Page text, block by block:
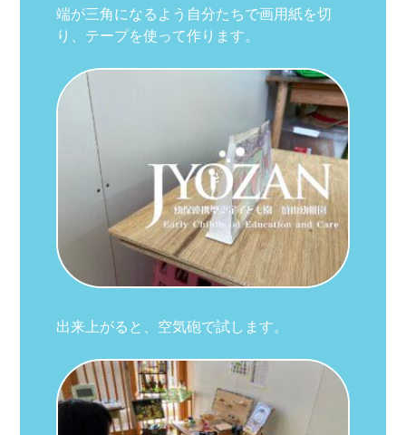
端が三角になるよう自分たちで画用紙を切
り、テープを使って作ります。
出来上がると、空気砲で試します。